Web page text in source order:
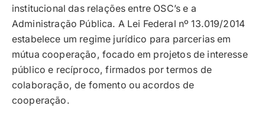
institucional das relações entre OSC’s e a
Administração Pública. A Lei Federal nº 13.019/2014
estabelece um regime jurídico para parcerias em
mútua cooperação, focado em projetos de interesse
público e recíproco, firmados por termos de
colaboração, de fomento ou acordos de
cooperação.